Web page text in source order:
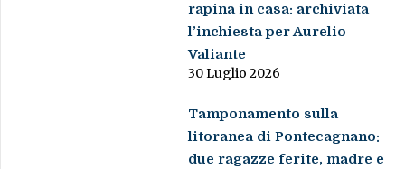
rapina in casa: archiviata
l’inchiesta per Aurelio
Valiante
30 Luglio 2026
Tamponamento sulla
litoranea di Pontecagnano:
due ragazze ferite, madre e